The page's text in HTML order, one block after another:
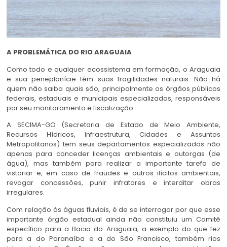
A PROBLEMÁTICA DO RIO ARAGUAIA
Como todo e qualquer ecossistema em formação, o Araguaia
e sua peneplanície têm suas fragilidades naturais. Não há
quem não saiba quais são, principalmente os órgãos públicos
federais, estaduais e municipais especializados, responsáveis
por seu monitoramento e fiscalização.
A SECIMA-GO (Secretaria de Estado de Meio Ambiente,
Recursos Hídricos, Infraestrutura, Cidades e Assuntos
Metropolitanos) tem seus departamentos especializados não
apenas para conceder licenças ambientais e outorgas (de
água), mas também para realizar a importante tarefa de
vistoriar e, em caso de fraudes e outros ilícitos ambientais,
revogar concessões, punir infratores e interditar obras
irregulares.
Com relação às águas fluviais, é de se interrogar por que esse
importante órgão estadual ainda não constituiu um Comitê
específico para a Bacia do Araguaia, a exemplo do que fez
para a do Paranaíba e a do São Francisco, também rios